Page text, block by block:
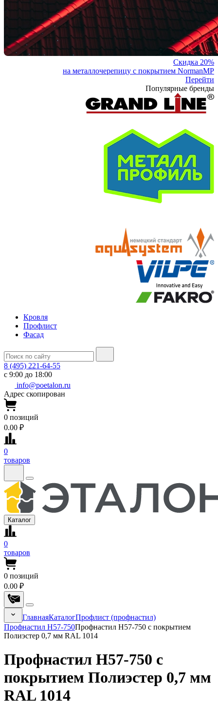
Скидка 20%
на металлочерепицу с покрытием NormanMP
Перейти
Популярные бренды
Кровля
Профлист
Фасад
8 (495) 221-64-55
с 9:00 до 18:00
info@poetalon.ru
Адрес скопирован
0 позиций
0.00 ₽
0
товаров
Каталог
0
товаров
0 позиций
0.00 ₽
ГлавнаяКаталогПрофлист (профнастил)
Профнастил Н57-750Профнастил Н57-750 с покрытием
Полиэстер 0,7 мм RAL 1014
Профнастил Н57-750 с
покрытием Полиэстер 0,7 мм
RAL 1014